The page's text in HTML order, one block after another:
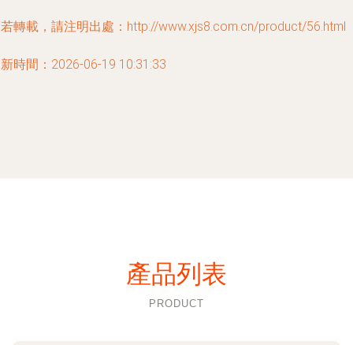
轉載，請注明出處：http://www.xjs8.com.cn/product/56.html
時間：2026-06-19 10:31:33
產品列表
PRODUCT